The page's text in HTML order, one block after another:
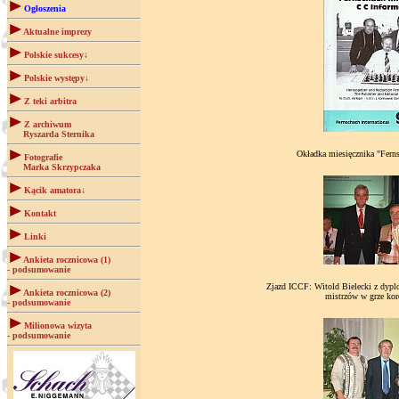
Ogłoszenia
Aktualne imprezy
Polskie sukcesy↓
Polskie występy↓
Z teki arbitra
Z archiwum
Ryszarda Sternika
Fotografie
Marka Skrzypczaka
Kącik amatora↓
Kontakt
Linki
Ankieta rocznicowa (1)
- podsumowanie
Ankieta rocznicowa (2)
- podsumowanie
Milionowa wizyta
- podsumowanie
Okładka miesięcznika
Zjazd ICCF: Witold Bielecki z
mistrzów w grze